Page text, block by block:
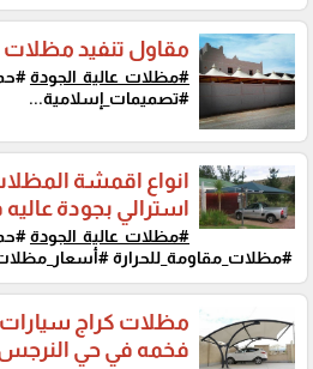
مقاول تنفيد
#مظلات_عالية_الجودة
#تصميمات_إسلامية...
انواع اقمشة
استرالي بجودة
#مظلات_عالية_الجودة
#مظلات_مقاومة_للحرارة
مظلات كراج
فخمه في حي